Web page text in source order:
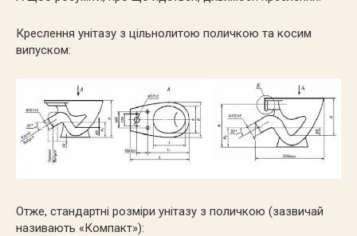
Креслення унітазу з цільнолитою поличкою та косим
випуском:
Отже, стандартні розміри унітазу з поличкою (зазвичай
називають «Компакт»):